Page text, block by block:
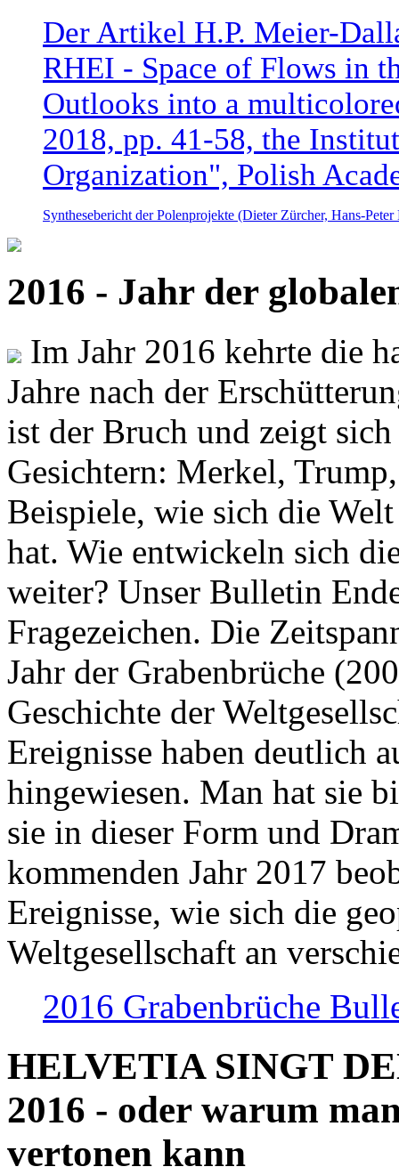
Der Artikel H.P. Meier-
RHEI - Space of Flows in
Outlooks into a
2018, pp. 41-58, the
Organization", Polish
Synthesebericht der Polenprojekte (Dieter Zürcher, Hans-
2016 - Jahr der
Im Jahr 2016 kehrte die
Jahre nach der
ist der Bruch und zeigt
Gesichtern: Merkel,
Beispiele, wie sich die
hat. Wie entwickeln sich
weiter? Unser Bulletin
Fragezeichen. Die
Jahr der Grabenbrüche
Geschichte der
Ereignisse haben deutlich
hingewiesen. Man hat sie
sie in dieser Form und
kommenden Jahr 2017
Ereignisse, wie sich die
Weltgesellschaft an
2016 Grabenbrüche
HELVETIA SINGT
2016 - oder warum
vertonen kann